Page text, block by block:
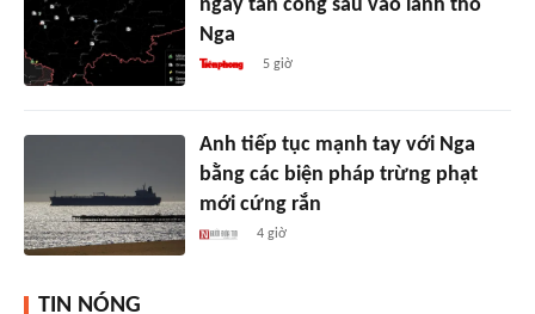
ngày tấn công sâu vào lãnh thổ
Nga
5 giờ
Anh tiếp tục mạnh tay với Nga
bằng các biện pháp trừng phạt
mới cứng rắn
4 giờ
TIN NÓNG